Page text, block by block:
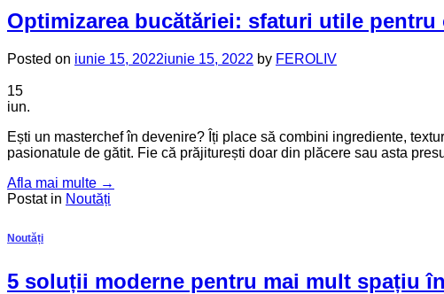
Optimizarea bucătăriei: sfaturi utile pentru
Posted on iunie 15, 2022iunie 15, 2022 by FEROLIV
15
iun.
Ești un masterchef în devenire? Îți place să combini ingrediente,
pasionatule de gătit. Fie că prăjiturești doar din plăcere sau asta
Afla mai multe →
Postat in Noutăți
Noutăți
5 soluții moderne pentru mai mult spațiu